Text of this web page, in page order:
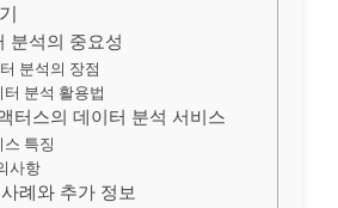
분석의 중요성
분석의 장점
터 분석 활용법
터스의 데이터 분석 서비스
스 특징
사항
례와 추가 정보